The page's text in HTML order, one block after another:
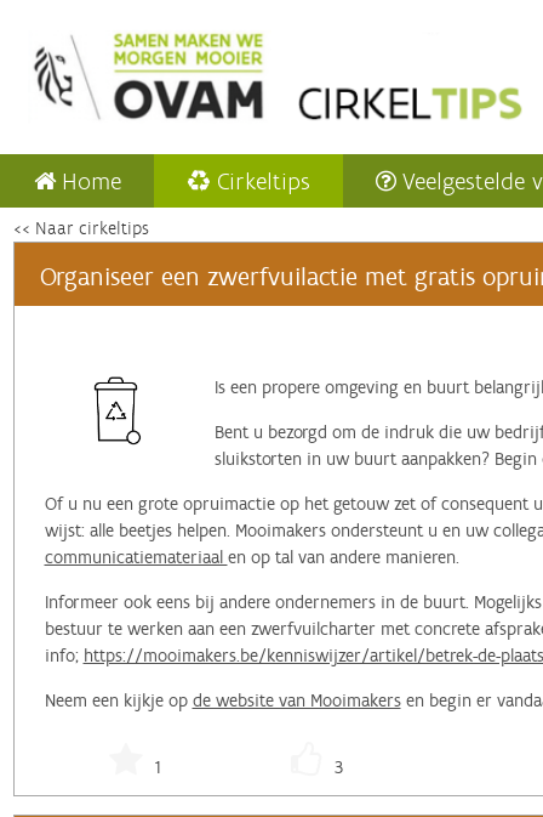
Home Cirkeltips Veelgestelde
<< Naar cirkeltips
Organiseer een zwerfvuilactie met gratis
Is een propere omgeving en buurt
Bent u bezorgd om de indruk die uw
sluikstorten in uw buurt aanpakken?
Of u nu een grote opruimactie op het getouw zet of consequent
wijst: alle beetjes helpen. Mooimakers ondersteunt u en uw
communicatiemateriaal en op tal van andere manieren.
Informeer ook eens bij andere ondernemers in de buurt.
bestuur te werken aan een zwerfvuilcharter met concrete
info; https://mooimakers.be/kenniswijzer/artikel/betrek-de-
Neem een kijkje op de website van Mooimakersen begin er
1 3